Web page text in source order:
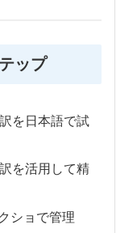
ップ
を日本語で試
を活用して精
ショで管理